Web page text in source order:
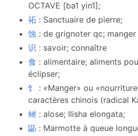
OCTAVE [ba1 yin1];
祏 : Sanctuaire de pierre;
蚀 : de grignoter qc;
识 : savoir; connaître
食 : alimentaire; aliments
éclipser;
饣 : «Manger» ou
caractères chinois (radical
鲥 : alose; Ilisha elongata;
鼫 : Marmotte à queue